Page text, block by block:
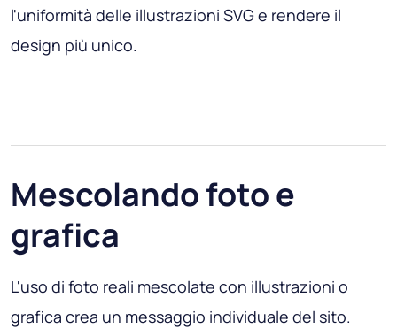
l'uniformità delle illustrazioni SVG e rendere il
design più unico.
Mescolando foto e
grafica
L'uso di foto reali mescolate con illustrazioni o
grafica crea un messaggio individuale del sito.